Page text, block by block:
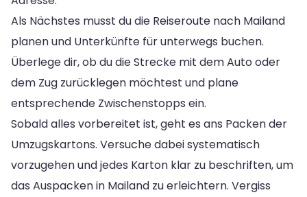
Als Nächstes musst du die Reiseroute nach Mailand
planen und Unterkünfte für unterwegs buchen.
Überlege dir, ob du die Strecke mit dem Auto oder
dem Zug zurücklegen möchtest und plane
entsprechende Zwischenstopps ein.
Sobald alles vorbereitet ist, geht es ans Packen der
Umzugskartons. Versuche dabei systematisch
vorzugehen und jedes Karton klar zu beschriften, um
das Auspacken in Mailand zu erleichtern. Vergiss